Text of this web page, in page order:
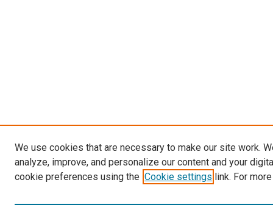
We use cookies that are necessary to make our site work.
analyze, improve, and personalize our content and your
cookie preferences using the Cookie settings link. For